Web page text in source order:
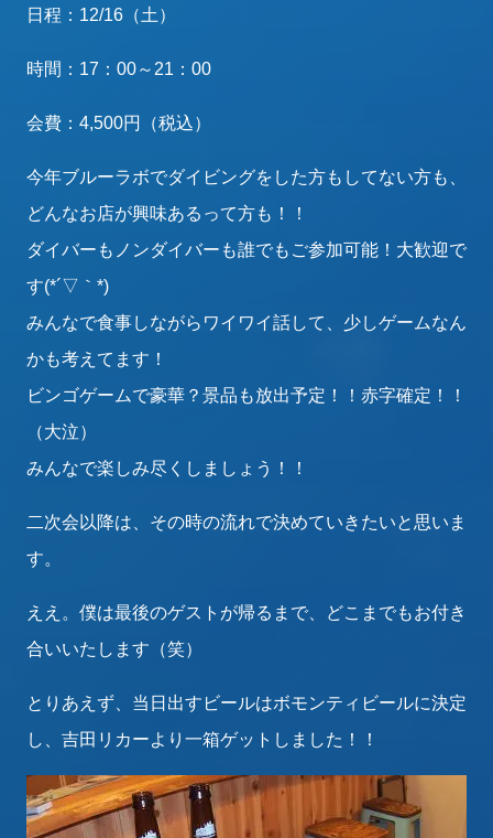
日程：12/16（土）
時間：17：00～21：00
会費：4,500円（税込）
今年ブルーラボでダイビングをした方もしてない方も、
どんなお店が興味あるって方も！！
ダイバーもノンダイバーも誰でもご参加可能！大歓迎で
す(*´▽｀*)
みんなで食事しながらワイワイ話して、少しゲームなん
かも考えてます！
ビンゴゲームで豪華？景品も放出予定！！赤字確定！！
（大泣）
みんなで楽しみ尽くしましょう！！
二次会以降は、その時の流れで決めていきたいと思いま
す。
ええ。僕は最後のゲストが帰るまで、どこまでもお付き
合いいたします（笑）
とりあえず、当日出すビールはボモンティビールに決定
し、吉田リカーより一箱ゲットしました！！